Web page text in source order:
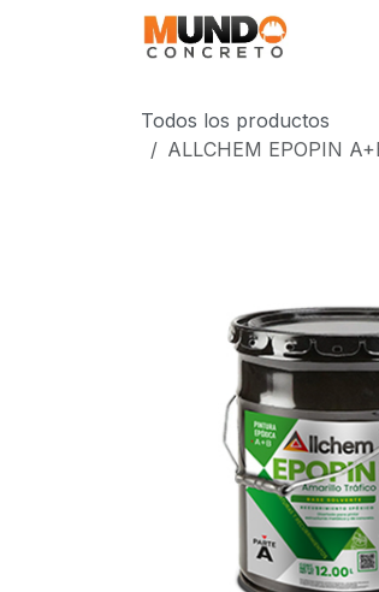
Todos los productos
ALLCHEM EPOPIN